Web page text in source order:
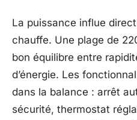
La puissance influe
chauffe. Une plage de
bon équilibre entre
d’énergie. Les
dans la balance : arrêt
sécurité, thermostat